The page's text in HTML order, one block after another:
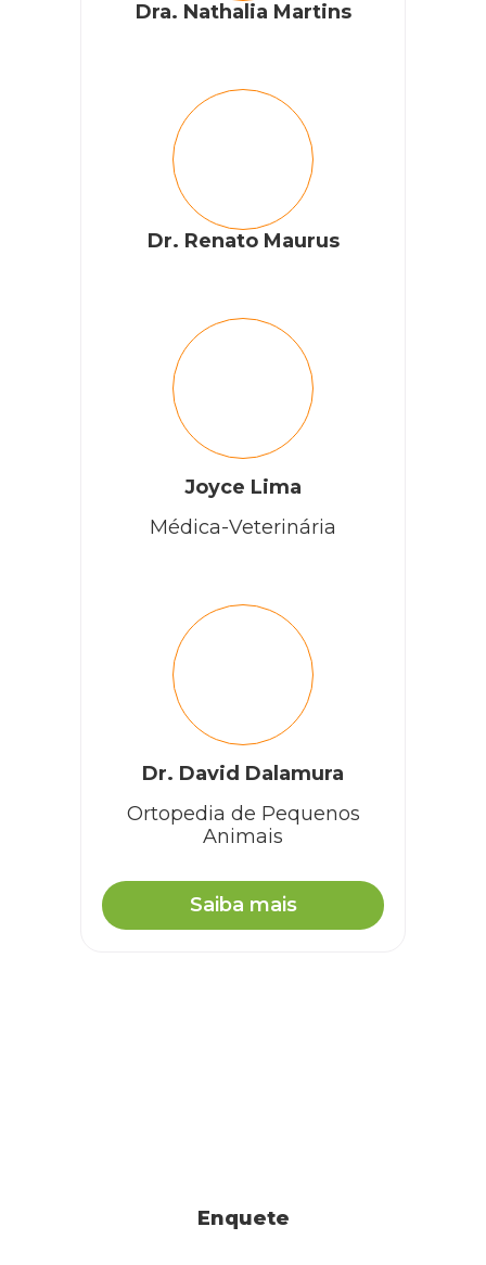
Dra. Nathalia Martins
Dr. Renato Maurus
Joyce Lima
Médica-Veterinária
Dr. David Dalamura
Ortopedia de Pequenos
Animais
Saiba mais
Enquete